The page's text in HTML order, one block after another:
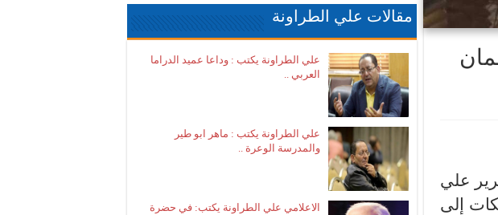
علي
إلى
مقالات علي الطراونة
علي الطراونة يكتب : وداعا عميد الدراما
العربي ..
علي الطراونة يكتب : ماهر ابو طير
والمدرسة الوعرة ..
الاعلامي علي الطراونة يكتب: في حضرة